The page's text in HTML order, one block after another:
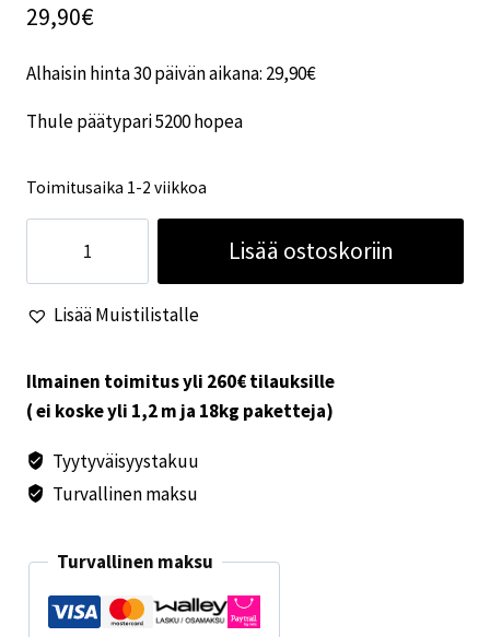
29,90€
Alhaisin hinta 30 päivän aikana: 29,90€
Thule päätypari 5200 hopea
Toimitusaika 1-2 viikkoa
päätypari
5200
hopea
Lisää ostoskoriin
Lisää Muistilistalle
Ilmainen toimitus yli 260€ tilauksille
( ei koske yli 1,2 m ja 18kg paketteja)
Tyytyväisyystakuu
Turvallinen maksu
Turvallinen maksu